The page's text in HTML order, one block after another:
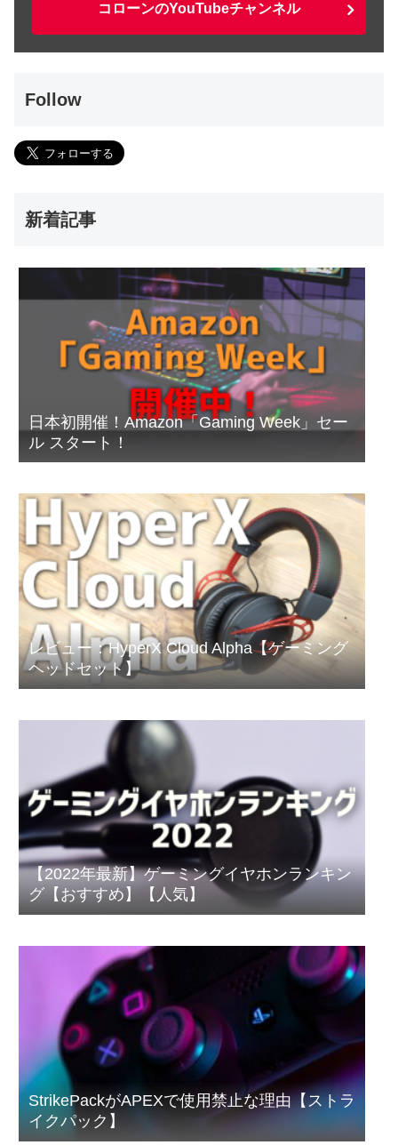
コローンのYouTubeチャンネル
Follow
新着記事
日本初開催！Amazon「Gaming Week」セー
ル スタート！
レビュー：HyperX Cloud Alpha【ゲーミング
ヘッドセット】
【2022年最新】ゲーミングイヤホンランキン
グ【おすすめ】【人気】
StrikePackがAPEXで使用禁止な理由【ストラ
イクパック】